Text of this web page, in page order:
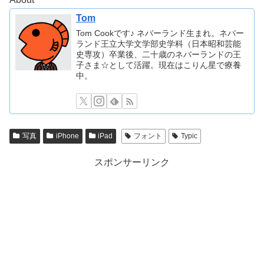
Tom
Tom Cookです♪ ネバーランド生まれ。ネバー
ランド王立大学文学部史学科（日本昭和芸能
史専攻）卒業後、二十歳のネバーランドの王
子さま☆として活躍。現在はこりん星で療養
中。
写真 iPhone iPad フォント Typic
スポンサーリンク